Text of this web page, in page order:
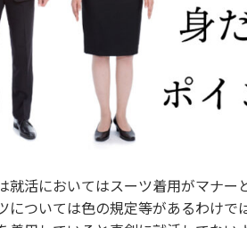
就活においてはスーツ着用がマナ
については色の規定等があるわけ